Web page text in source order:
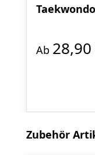
Ab
Produktgalerie
Zubehör